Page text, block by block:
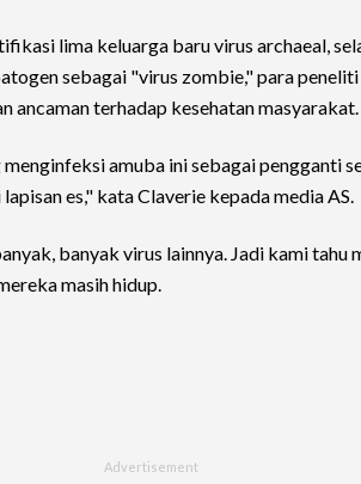
lima keluarga baru virus archaeal,
sebagai "virus zombie," para
ancaman terhadap kesehatan masyarakat.
amuba ini sebagai pengganti
es," kata Claverie kepada media AS.
banyak virus lainnya. Jadi kami tahu
masih hidup.